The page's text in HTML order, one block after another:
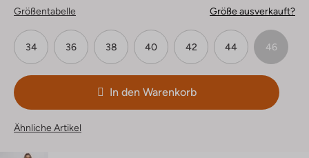
Größentabelle Größe ausverkauft?
34 36 38 40 42 44 46
In den Warenkorb
Ähnliche Artikel